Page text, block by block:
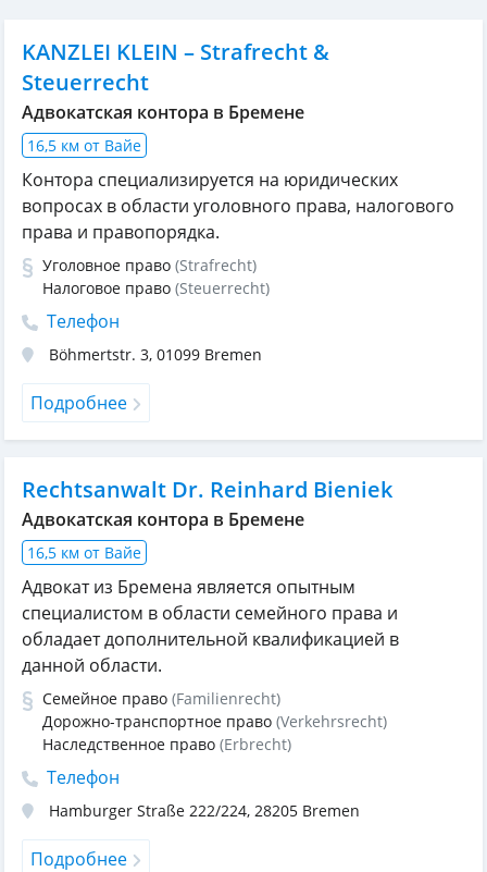
KANZLEI KLEIN – Strafrecht &
Steuerrecht
Адвокатская контора в Бремене
16,5 км от Вайе
Контора специализируется на юридических
вопросах в области уголовного права, налогового
права и правопорядка.
Уголовное право (Strafrecht)
Налоговое право (Steuerrecht)
Телефон
Böhmertstr. 3, 01099 Bremen
Подробнее
Rechtsanwalt Dr. Reinhard Bieniek
Адвокатская контора в Бремене
16,5 км от Вайе
Адвокат из Бремена является опытным
специалистом в области семейного права и
обладает дополнительной квалификацией в
данной области.
Семейное право (Familienrecht)
Дорожно-транспортное право (Verkehrsrecht)
Наследственное право (Erbrecht)
Телефон
Hamburger Straße 222/224, 28205 Bremen
Подробнее